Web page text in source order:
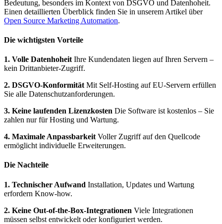
Bedeutung, besonders im Kontext von DSGVO und Datenhoheit.
Einen detaillierten Überblick finden Sie in unserem Artikel über
Open Source Marketing Automation.
Die wichtigsten Vorteile
1. Volle Datenhoheit Ihre Kundendaten liegen auf Ihren Servern –
kein Drittanbieter-Zugriff.
2. DSGVO-Konformität Mit Self-Hosting auf EU-Servern erfüllen
Sie alle Datenschutzanforderungen.
3. Keine laufenden Lizenzkosten Die Software ist kostenlos – Sie
zahlen nur für Hosting und Wartung.
4. Maximale Anpassbarkeit Voller Zugriff auf den Quellcode
ermöglicht individuelle Erweiterungen.
Die Nachteile
1. Technischer Aufwand Installation, Updates und Wartung
erfordern Know-how.
2. Keine Out-of-the-Box-Integrationen Viele Integrationen
müssen selbst entwickelt oder konfiguriert werden.